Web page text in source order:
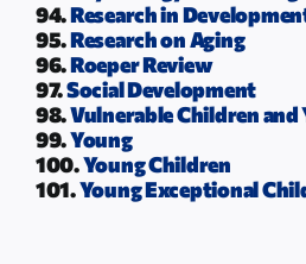
94.Research in
95.Research on Aging
96.Roeper Review
97.Social Development
98.Vulnerable Children
99.Young
100.Young Children
101.Young Exceptional